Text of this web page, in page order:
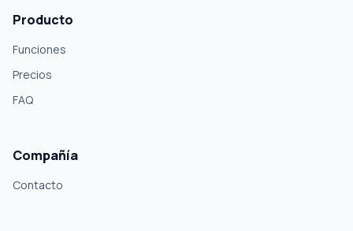
Producto
Funciones
Precios
FAQ
Compañía
Contacto